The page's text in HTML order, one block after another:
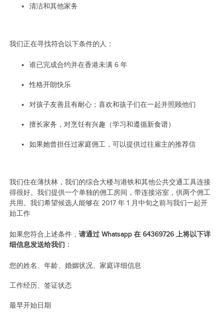
清洁和其他家务
我们正在寻找符合以下条件的人：
谁已完成合约并在香港未满 6 年
性格开朗快乐
对孩子友善且有耐心；喜欢和孩子们在一起并照顾他们
擅长家务，对烹饪有兴趣（学习和遵循新食谱）
如果她曾担任过家庭佣工，可以提供过往雇主的推荐信
我们住在薄扶林，我们的综合大楼与港铁和其他公共交通工具连接
得很好。我们提供一个单独的佣工房间，带连接浴室，供两个佣工
共用。我们希望候选人能够在 2017 年 1 月中旬之前与我们一起开
始工作
如果您符合上述条件， 请通过 Whatsapp 在 64369726 上将以下详
细信息发送给我们 ：
您的姓名、年龄、婚姻状况、家庭详细信息
工作经历、签证状态
最早开始日期